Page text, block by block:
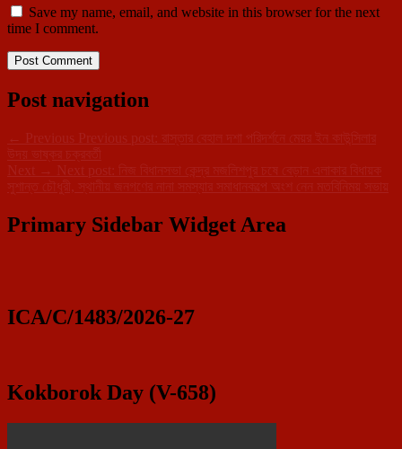
Save my name, email, and website in this browser for the next
time I comment.
Post navigation
← Previous Previous post:
রাস্তার বেহাল দশা পরিদর্শনে মেয়র ইন কাউন্সিলার
উদয় ভাষ্কর চক্রবর্তী
Next → Next post:
নিজ বিধানসভা কেন্দ্র মজলিশপুর চষে বেড়ান এলাকার বিধায়ক
সুশান্ত চৌধুরী, স্থানীয় জনগণের নানা সমস্যার সমাধানকল্পে অংশ নেন মতবিনিময় সভায়
Primary Sidebar Widget Area
ICA/C/1483/2026-27
Kokborok Day (V-658)